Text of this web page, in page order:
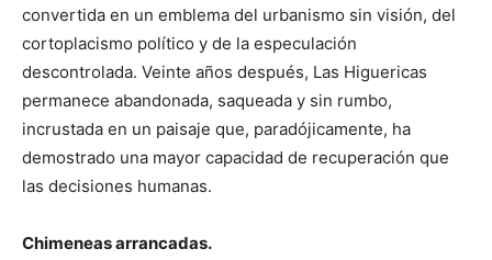
convertida en un emblema del urbanismo sin visión, del
cortoplacismo político y de la especulación
descontrolada. Veinte años después, Las Higuericas
permanece abandonada, saqueada y sin rumbo,
incrustada en un paisaje que, paradójicamente, ha
demostrado una mayor capacidad de recuperación que
las decisiones humanas.
Chimeneas arrancadas.